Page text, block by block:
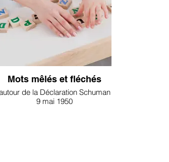
Mots mêlés et fléchés
de la Déclaration Schuman
9 mai 1950